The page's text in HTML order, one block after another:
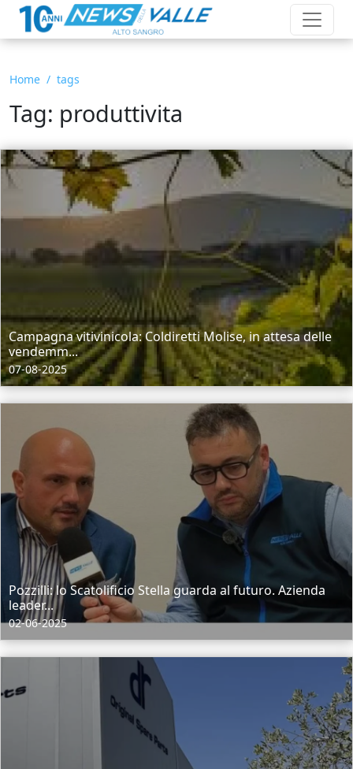
Home tags
Tag: produttivita
Campagna vitivinicola: Coldiretti Molise, in attesa delle
vendemm...
07-08-2025
Pozzilli: lo Scatolificio Stella guarda al futuro. Azienda
leader...
02-06-2025